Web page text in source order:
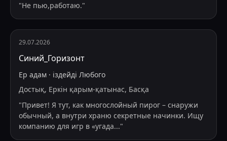
"Не пью,работаю."
29.07.2026
Синий_Горизонт
Ер адам · іздейді Любого
Достық, Еркін қарым-қатынас, Басқа
"Привет! Я тут, как многослойный пирог – снаружи
обычный, а внутри храню секретные начинки. Ищу
компанию для игр в «угада..."